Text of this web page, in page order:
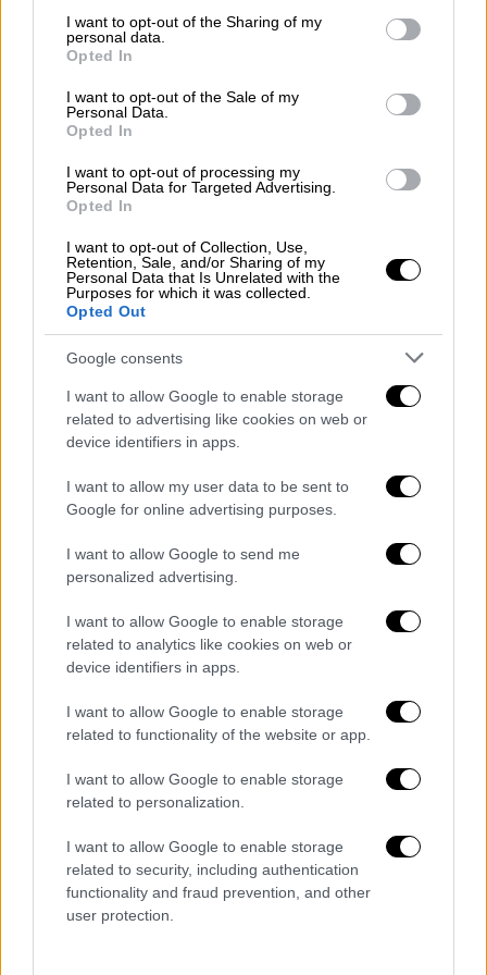
not limited to your visit or usage behaviour. You may click to
grant or deny consent to Google and its third-party tags to
use your data for below specified purposes in below Google
consent section.
I want to opt-out of the Sharing of my
personal data.
Opted In
I want to opt-out of the Sale of my
Personal Data.
Opted In
I want to opt-out of processing my
Personal Data for Targeted Advertising.
Opted In
I want to opt-out of Collection, Use,
Retention, Sale, and/or Sharing of my
Personal Data that Is Unrelated with the
Purposes for which it was collected.
Opted Out
Google consents
I want to allow Google to enable storage
related to advertising like cookies on web or
device identifiers in apps.
I want to allow my user data to be sent to
Google for online advertising purposes.
I want to allow Google to send me
personalized advertising.
I want to allow Google to enable storage
related to analytics like cookies on web or
device identifiers in apps.
I want to allow Google to enable storage
related to functionality of the website or app.
I want to allow Google to enable storage
related to personalization.
I want to allow Google to enable storage
related to security, including authentication
functionality and fraud prevention, and other
user protection.
Σοστακόβιτς . Ήταν πραγματικά ωκεανός και
ήταν σοβαρότατα δάσκαλος με το
παράδειγμά του».
Ο τραγουδοποιός αποκάλυψε επίσης πως η
παρουσία του Θάνου Μικρούτσικου
εξακολουθεί να λειτουργεί ως σημείο
αναφοράς στη δημιουργική του διαδικασία:
αισθητικό πήχη.Δηλαδή όταν γράφω ένα
τραγούδι, πάντα σκέφτομαι αν θα του άρεσε
ή τι θα έλεγε. Πάντα το ‘χω αυτό στο μυαλό
μου».
video
Παράλληλα, περιέγραψε τη στενή επαφή που
ασθένειάς του: «Από την πρώτη ημέρα ήξερα
για το πρόβλημα της υγείας του.
Παρακολουθούσα πάρα πολύ κοντά τη
διεργασία και τις ήττες και τις νίκες, γιατί
προσδόκιμο ζωής έξι μήνες και έζησε
σχεδόν τρία χρόνια, άρα είχε και μικρές
νίκες μέσα σε αυτό, τις οποίες τις